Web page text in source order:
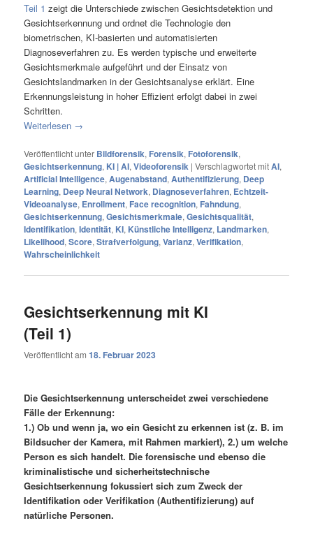
Teil 1 zeigt die Unterschiede zwischen Gesichtsdetektion und
Gesichtserkennung und ordnet die Technologie den
biometrischen, KI-basierten und automatisierten
Diagnoseverfahren zu. Es werden typische und erweiterte
Gesichtsmerkmale aufgeführt und der Einsatz von
Gesichtslandmarken in der Gesichtsanalyse erklärt. Eine
Erkennungsleistung in hoher Effizient erfolgt dabei in zwei
Schritten.
Weiterlesen →
Veröffentlicht unter Bildforensik, Forensik, Fotoforensik,
Gesichtserkennung, KI | AI,Videoforensik |Verschlagwortet mitAI,
Artificial Intelligence,Augenabstand,Authentifizierung, Deep
Learning, Deep Neural Network, Diagnoseverfahren, Echtzeit-
Videoanalyse, Enrollment, Face recognition, Fahndung,
Gesichtserkennung,Gesichtsmerkmale,Gesichtsqualität,
Identifikation,Identität, KI, Künstliche Intelligenz, Landmarken,
Likelihood,Score,Strafverfolgung,Varianz,Verifikation,
Wahrscheinlichkeit
Gesichtserkennung mit KI
(Teil 1)
Veröffentlicht am18. Februar 2023
Die Gesichtserkennung unterscheidet zwei verschiedene
Fälle der Erkennung:
1.) Ob und wenn ja, wo ein Gesicht zu erkennen ist (z. B. im
Bildsucher der Kamera, mit Rahmen markiert), 2.) um welche
Person es sich handelt. Die forensische und ebenso die
kriminalistische und sicherheitstechnische
Gesichtserkennung fokussiert sich zum Zweck der
Identifikation oder Verifikation (Authentifizierung) auf
natürliche Personen.